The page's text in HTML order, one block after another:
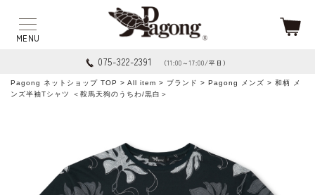
075-322-2391 （11:00～17:00/平日）
Pagong ネットショップ TOP > All item > ブランド > Pagong メンズ > 和柄 メ
ンズ半袖Tシャツ ＜鞍馬天狗のうちわ/黒白＞